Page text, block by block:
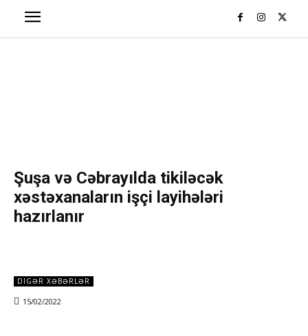
Şuşa və Cəbrayılda tikiləcək
xəstəxanaların işçi layihələri
hazırlanır
DIGƏR XƏBƏRLƏR
15/02/2022